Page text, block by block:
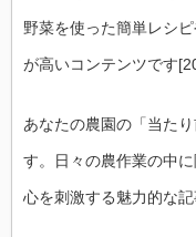
野菜を使った簡単レシ
が高いコンテンツです
あなたの農園の「当た
す。日々の農作業の中
心を刺激する魅力的な記